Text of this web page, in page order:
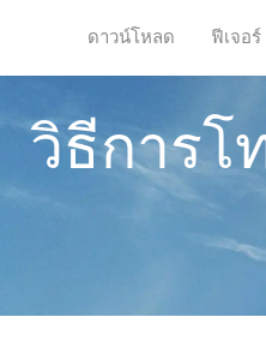
ดาวน์โหลด ฟีเจอร์
วิธีการโ